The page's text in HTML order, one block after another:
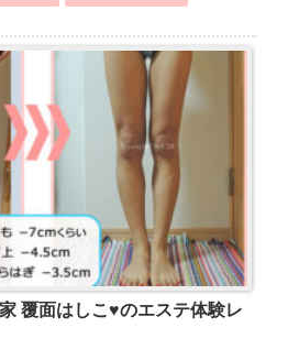
覆面はしこ♥のエステ体験レ